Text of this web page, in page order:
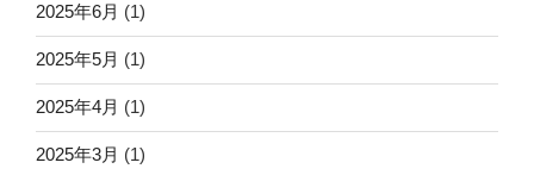
2025年6月 (1)
2025年5月 (1)
2025年4月 (1)
2025年3月 (1)